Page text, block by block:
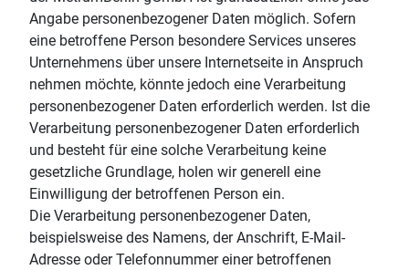
Angabe personenbezogener Daten möglich. Sofern
eine betroffene Person besondere Services unseres
Unternehmens über unsere Internetseite in Anspruch
nehmen möchte, könnte jedoch eine Verarbeitung
personenbezogener Daten erforderlich werden. Ist die
Verarbeitung personenbezogener Daten erforderlich
und besteht für eine solche Verarbeitung keine
gesetzliche Grundlage, holen wir generell eine
Einwilligung der betroffenen Person ein.
Die Verarbeitung personenbezogener Daten,
beispielsweise des Namens, der Anschrift, E-Mail-
Adresse oder Telefonnummer einer betroffenen